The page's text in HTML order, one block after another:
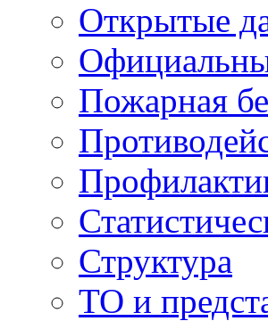
Открытые
Пожарная
Структура
ТО и